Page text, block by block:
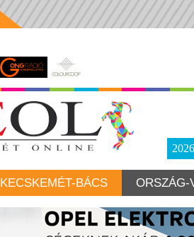
KECSKEMÉT-BÁCS ORSZÁG-